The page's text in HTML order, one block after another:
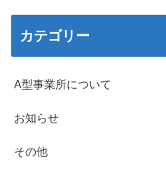
カテゴリー
A型事業所について
お知らせ
その他